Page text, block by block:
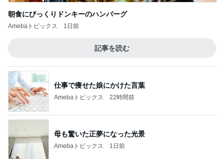
朝食にびっくりドンキーのハンバーグ
Amebaトピックス 1日前
記事を読む
仕事で痩せた娘にかけた言葉
Amebaトピックス 22時間前
母も驚いた正夢になった光景
Amebaトピックス 1日前